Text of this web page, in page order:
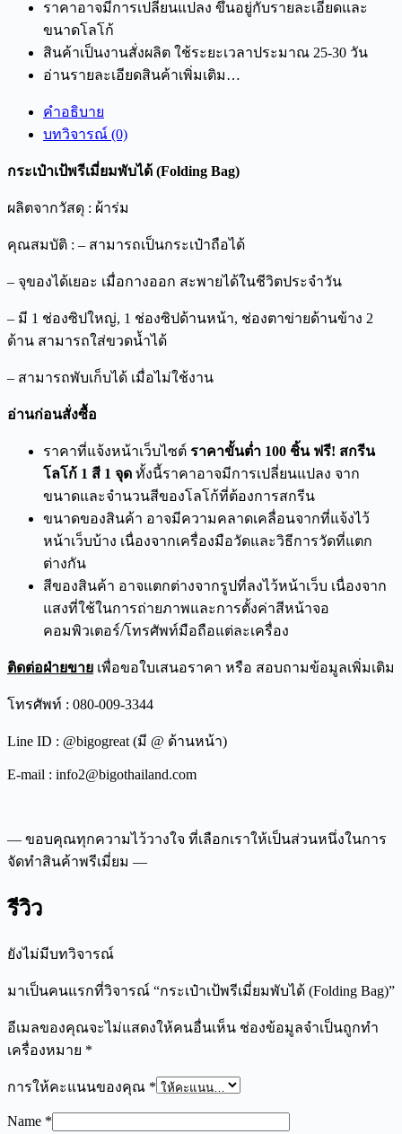
ราคาอาจมีการเปลี่ยนแปลง ขึ้นอยู่กับรายละเอียดและ
ขนาดโลโก้
สินค้าเป็นงานสั่งผลิต ใช้ระยะเวลาประมาณ 25-30 วัน
อ่านรายละเอียดสินค้าเพิ่มเติม…
คำอธิบาย
บทวิจารณ์ (0)
กระเป๋าเป้พรีเมี่ยมพับได้ (Folding Bag)
ผลิตจากวัสดุ : ผ้าร่ม
คุณสมบัติ : – สามารถเป็นกระเป๋าถือได้
– จุของได้เยอะ เมื่อกางออก สะพายได้ในชีวิตประจำวัน
– มี 1 ช่องซิปใหญ่, 1 ช่องซิปด้านหน้า, ช่องตาข่ายด้านข้าง 2
ด้าน สามารถใส่ขวดน้ำได้
– สามารถพับเก็บได้ เมื่อไม่ใช้งาน
อ่านก่อนสั่งซื้อ
ราคาที่แจ้งหน้าเว็บไซต์ ราคาขั้นต่ำ 100 ชิ้น ฟรี! สกรีน
โลโก้ 1 สี 1 จุด ทั้งนี้ราคาอาจมีการเปลี่ยนแปลง จาก
ขนาดและจำนวนสีของโลโก้ที่ต้องการสกรีน
ขนาดของสินค้า อาจมีความคลาดเคลื่อนจากที่แจ้งไว้
หน้าเว็บบ้าง เนื่องจากเครื่องมือวัดและวิธีการวัดที่แตก
ต่างกัน
สีของสินค้า อาจแตกต่างจากรูปที่ลงไว้หน้าเว็บ เนื่องจาก
แสงที่ใช้ในการถ่ายภาพและการตั้งค่าสีหน้าจอ
คอมพิวเตอร์/โทรศัพท์มือถือแต่ละเครื่อง
ติดต่อฝ่ายขาย เพื่อขอใบเสนอราคา หรือ สอบถามข้อมูลเพิ่มเติม
โทรศัพท์ : 080-009-3344
Line ID : @bigogreat (มี @ ด้านหน้า)
E-mail : info2@bigothailand.com
— ขอบคุณทุกความไว้วางใจ ที่เลือกเราให้เป็นส่วนหนึ่งในการ
จัดทำสินค้าพรีเมี่ยม —
รีวิว
ยังไม่มีบทวิจารณ์
มาเป็นคนแรกที่วิจารณ์ “กระเป๋าเป้พรีเมี่ยมพับได้ (Folding Bag)”
อีเมลของคุณจะไม่แสดงให้คนอื่นเห็น ช่องข้อมูลจำเป็นถูกทำ
เครื่องหมาย *
การให้คะแนนของคุณ *
Name *